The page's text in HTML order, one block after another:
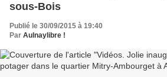
sous-Bois
Publié le 30/09/2015 à 19:40
Par Aulnaylibre !